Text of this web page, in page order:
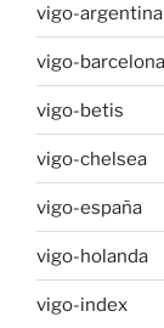
vigo-argentina
vigo-barcelona
vigo-betis
vigo-chelsea
vigo-españa
vigo-holanda
vigo-index